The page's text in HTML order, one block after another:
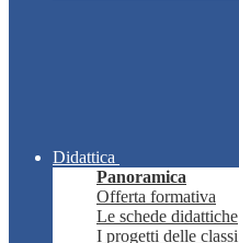
Didattica
Panoramica
Offerta formativa
Le schede didattiche
I progetti delle classi